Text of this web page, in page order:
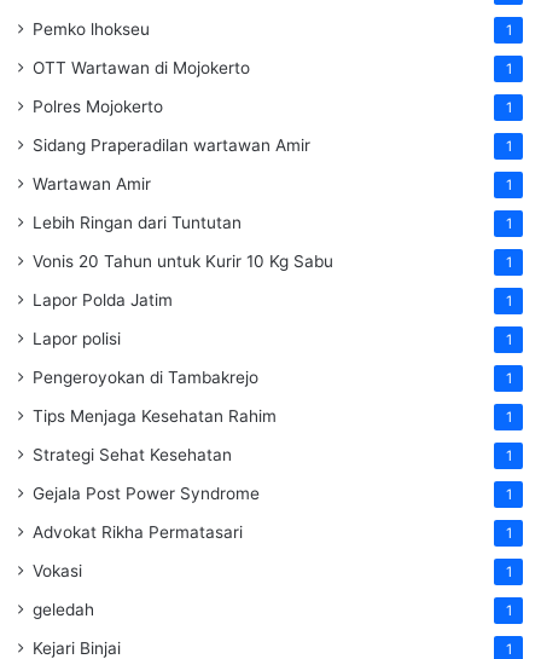
Pemko lhokseu 1
OTT Wartawan di Mojokerto 1
Polres Mojokerto 1
Sidang Praperadilan wartawan Amir 1
Wartawan Amir 1
Lebih Ringan dari Tuntutan 1
Vonis 20 Tahun untuk Kurir 10 Kg Sabu 1
Lapor Polda Jatim 1
Lapor polisi 1
Pengeroyokan di Tambakrejo 1
Tips Menjaga Kesehatan Rahim 1
Strategi Sehat Kesehatan 1
Gejala Post Power Syndrome 1
Advokat Rikha Permatasari 1
Vokasi 1
geledah 1
Kejari Binjai 1